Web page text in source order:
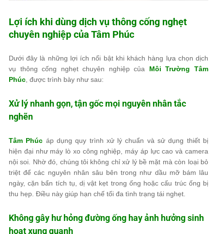
Lợi ích khi dùng dịch vụ thông cống nghẹt
chuyên nghiệp của Tâm Phúc
Dưới đây là những lợi ích nổi bật khi khách hàng lựa chọn dịch
vụ thông cống nghẹt chuyên nghiệp của Môi Trường Tâm
Phúc , được trình bày như sau:
Xử lý nhanh gọn, tận gốc mọi nguyên nhân tắc
nghẽn
Tâm Phúc áp dụng quy trình xử lý chuẩn và sử dụng thiết bị
hiện đại như máy lò xo công nghiệp, máy áp lực cao và camera
nội soi. Nhờ đó, chúng tôi không chỉ xử lý bề mặt mà còn loại bỏ
triệt để các nguyên nhân sâu bên trong như dầu mỡ bám lâu
ngày, cặn bẩn tích tụ, dị vật kẹt trong ống hoặc cấu trúc ống bị
thu hẹp. Điều này giúp hạn chế tối đa tình trạng tái nghẹt.
Không gây hư hỏng đường ống hay ảnh hưởng sinh
hoạt xung quanh